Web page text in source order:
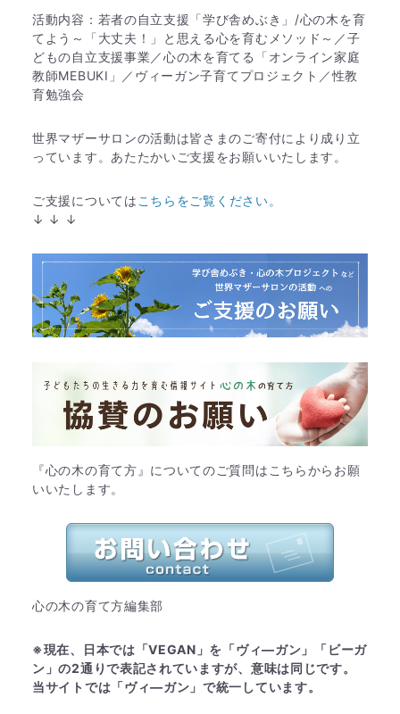
活動内容：若者の自立支援「学び舎めぶき」/心の木を育
てよう～「大丈夫！」と思える心を育むメソッド～／子
どもの自立支援事業／心の木を育てる「オンライン家庭
教師MEBUKI」／ヴィーガン子育てプロジェクト／性教
育勉強会
世界マザーサロンの活動は皆さまのご寄付により成り立
っています。あたたかいご支援をお願いいたします。
ご支援については こちらをご覧ください。
↓ ↓ ↓
『心の木の育て方』についてのご質問はこちらからお願
いいたします。
心の木の育て方編集部
※現在、日本では「VEGAN」を「ヴィ―ガン」「ビーガ
ン」の2通りで表記されていますが、意味は同じです。
当サイトでは「ヴィ―ガン」で統一しています。